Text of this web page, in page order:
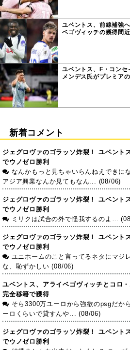
ユベントス、前線補強
ベゴヴィッチの獲得間
ユベントス、F・コン
メンデス氏がプレミア
新着コメント
ジェグロヴァのゴラッソ炸裂！ ユベント
でウノゼロ勝利
なんかもっと見ちゃいらんねえでき
アジア興業なんか見てもなん... (08/06)
ジェグロヴァのゴラッソ炸裂！ ユベント
でウノゼロ勝利
ミリクは試合の外で怪我するのよ…
ジェグロヴァのゴラッソ炸裂！ ユベント
でウノゼロ勝利
ユニホームのこと言ってるネタにマジ
な、恥ずかしい (08/06)
ユベントス、アライベゴヴィッチとコロ
完全移籍で獲得
そら3300万ユーロから強欲のpsgだか
ーロくらいで貸すんや... (08/06)
ジェグロヴァのゴラッソ炸裂！ ユベント
でウノゼロ勝利